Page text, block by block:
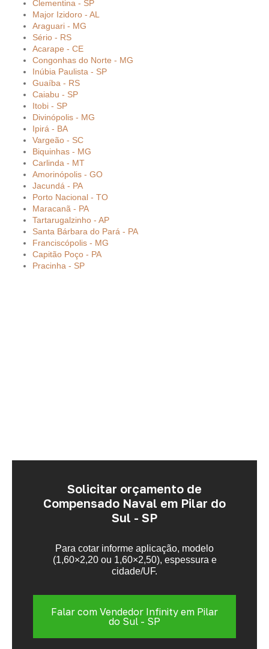
Clementina - SP
Major Izidoro - AL
Araguari - MG
Sério - RS
Acarape - CE
Congonhas do Norte - MG
Inúbia Paulista - SP
Guaíba - RS
Caiabu - SP
Itobi - SP
Divinópolis - MG
Ipirá - BA
Vargeão - SC
Biquinhas - MG
Carlinda - MT
Amorinópolis - GO
Jacundá - PA
Porto Nacional - TO
Maracanã - PA
Tartarugalzinho - AP
Santa Bárbara do Pará - PA
Franciscópolis - MG
Capitão Poço - PA
Pracinha - SP
Solicitar orçamento de
Compensado Naval em Pilar do
Sul - SP
Para cotar informe aplicação, modelo
(1,60×2,20 ou 1,60×2,50), espessura e
cidade/UF.
Falar com Vendedor Infinity em Pilar
do Sul - SP